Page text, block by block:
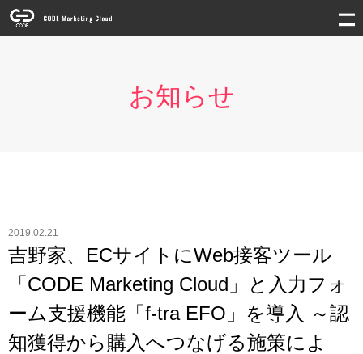
お知らせ
2019.02.21
吉野家、ECサイトにWeb接客ツール
「CODE Marketing Cloud」と入力フォ
ーム支援機能「f-tra EFO」を導入 ～認
知獲得から購入へつなげる施策によ